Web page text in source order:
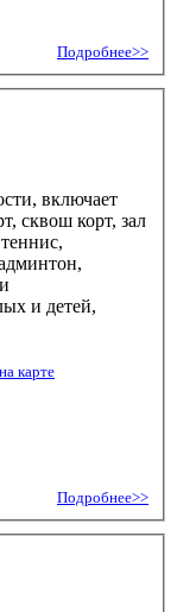
Подробнее>>
включает
сквош корт, зал
и детей,
на карте
Подробнее>>